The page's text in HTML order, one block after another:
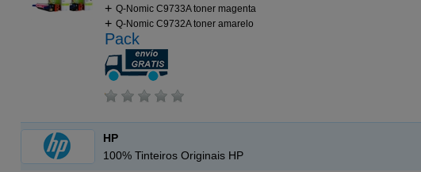
Q-Nomic C9733A toner magenta
Q-Nomic C9732A toner amarelo
Pack
HP
100% Tinteiros Originais HP